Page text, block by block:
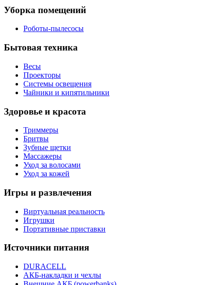
Уборка помещений
Роботы-пылесосы
Бытовая техника
Весы
Проекторы
Системы освещения
Чайники и кипятильники
Здоровье и красота
Триммеры
Бритвы
Зубные щетки
Массажеры
Уход за волосами
Уход за кожей
Игры и развлечения
Виртуальная реальность
Игрушки
Портативные приставки
Источники питания
DURACELL
АКБ-накладки и чехлы